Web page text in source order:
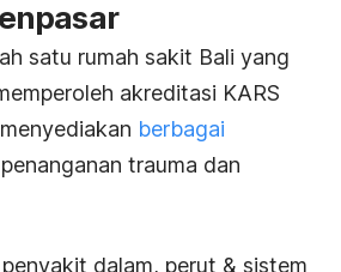
satu rumah sakit Bali yang
akreditasi KARS
berbagai
trauma dan
dalam, perut & sistem